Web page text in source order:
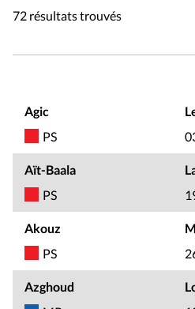
72 résultats trouvés
Agic
PS
Aït-Baala
PS
Akouz
PS
Azghoud